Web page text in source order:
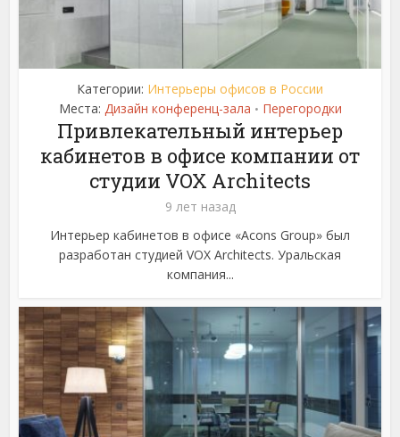
Категории: Интерьеры офисов в России
Места: Дизайн конференц-зала • Перегородки
Привлекательный интерьер
кабинетов в офисе компании от
студии VOX Architects
9 лет назад
Интерьер кабинетов в офисе «Acons Group» был
разработан студией VOX Architects. Уральская
компания...